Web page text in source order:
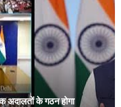
अदालतों के गठन होगा